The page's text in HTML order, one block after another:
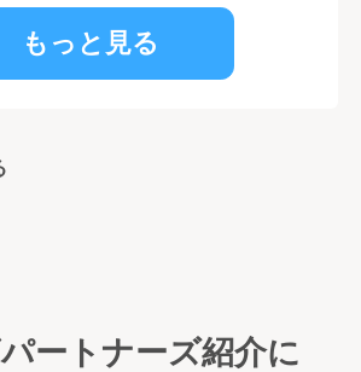
もっと見る
ートナーズ紹介に